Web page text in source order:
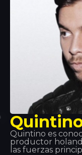
Quintino es
productor
las fuerzas